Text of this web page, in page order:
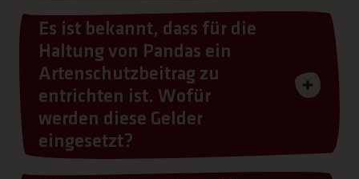
Es ist bekannt, dass für die
Haltung von Pandas ein
Artenschutzbeitrag zu
entrichten ist. Wofür
werden diese Gelder
eingesetzt?